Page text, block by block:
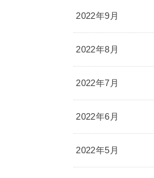
2022年9月
2022年8月
2022年7月
2022年6月
2022年5月